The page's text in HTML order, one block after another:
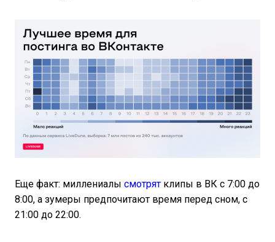
Еще факт: миллениалы смотрят клипы в ВК с 7:00 до
8:00, а зумеры предпочитают время перед сном, с
21:00 до 22:00.